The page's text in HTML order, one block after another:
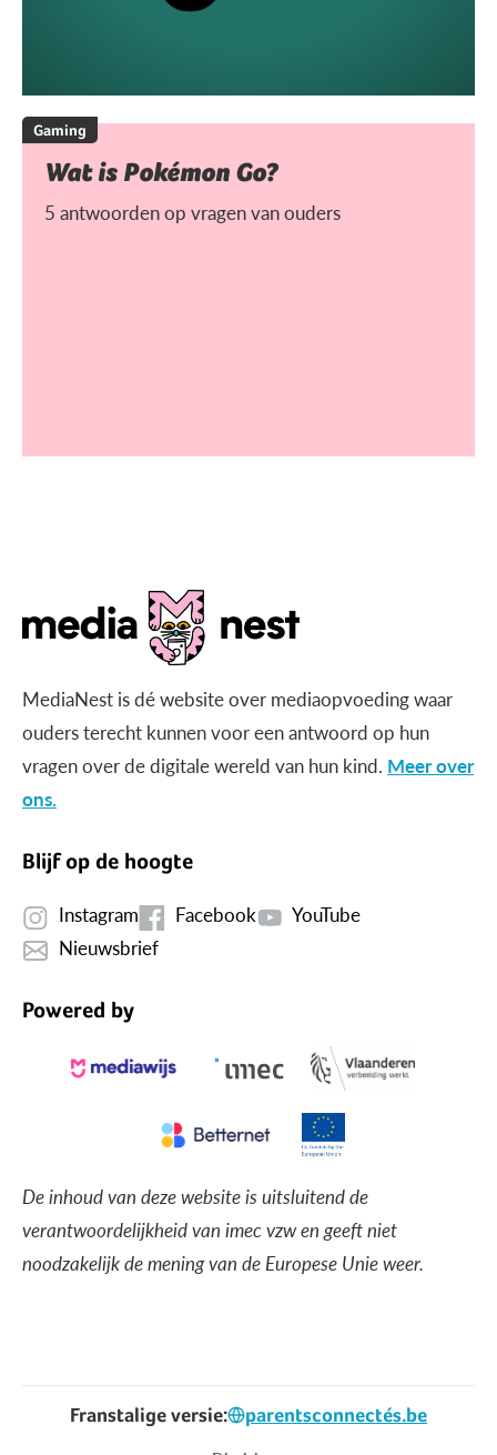
Gaming
Wat is Pokémon Go?
5 antwoorden op vragen van ouders
MediaNest is dé website over mediaopvoeding waar
ouders terecht kunnen voor een antwoord op hun
vragen over de digitale wereld van hun kind. Meer over
ons.
Blijf op de hoogte
Instagram Facebook
YouTube
Nieuwsbrief
Powered by
De inhoud van deze website is uitsluitend de
verantwoordelijkheid van imec vzw en geeft niet
noodzakelijk de mening van de Europese Unie weer.
Franstalige versie: parentsconnectés.be